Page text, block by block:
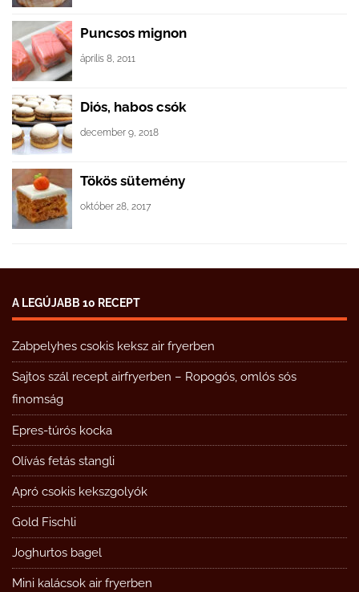
Puncsos mignon
április 8, 2011
Diós, habos csók
december 9, 2018
Tökös sütemény
október 28, 2017
A LEGÚJABB 10 RECEPT
Zabpelyhes csokis keksz air fryerben
Sajtos szál recept airfryerben – Ropogós, omlós sós
finomság
Epres-túrós kocka
Olívás fetás stangli
Apró csokis kekszgolyók
Gold Fischli
Joghurtos bagel
Mini kalácsok air fryerben